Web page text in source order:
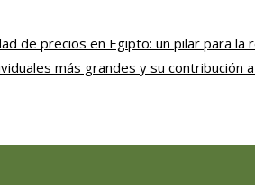
de precios en Egipto: un pilar para la
más grandes y su contribución